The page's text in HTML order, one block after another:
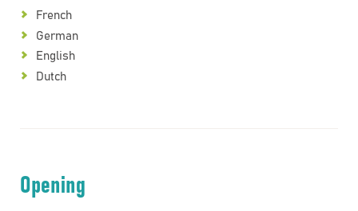
French
German
English
Dutch
Opening